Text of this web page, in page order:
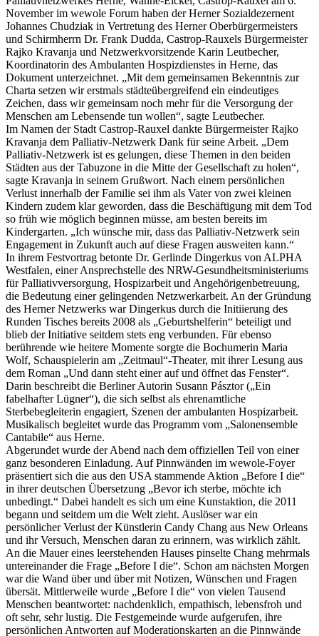
November im wewole Forum haben der Herner Sozialdezernent
Johannes Chudziak in Vertretung des Herner Oberbürgermeisters
und Schirmherrn Dr. Frank Dudda, Castrop-Rauxels Bürgermeister
Rajko Kravanja und Netzwerkvorsitzende Karin Leutbecher,
Koordinatorin des Ambulanten Hospizdienstes in Herne, das
Dokument unterzeichnet. „Mit dem gemeinsamen Bekenntnis zur
Charta setzen wir erstmals städteübergreifend ein eindeutiges
Zeichen, dass wir gemeinsam noch mehr für die Versorgung der
Menschen am Lebensende tun wollen“, sagte Leutbecher.
Im Namen der Stadt Castrop-Rauxel dankte Bürgermeister Rajko
Kravanja dem Palliativ-Netzwerk Dank für seine Arbeit. „Dem
Palliativ-Netzwerk ist es gelungen, diese Themen in den beiden
Städten aus der Tabuzone in die Mitte der Gesellschaft zu holen“,
sagte Kravanja in seinem Grußwort. Nach einem persönlichen
Verlust innerhalb der Familie sei ihm als Vater von zwei kleinen
Kindern zudem klar geworden, dass die Beschäftigung mit dem Tod
so früh wie möglich beginnen müsse, am besten bereits im
Kindergarten. „Ich wünsche mir, dass das Palliativ-Netzwerk sein
Engagement in Zukunft auch auf diese Fragen ausweiten kann.“
In ihrem Festvortrag betonte Dr. Gerlinde Dingerkus von ALPHA
Westfalen, einer Ansprechstelle des NRW-Gesundheitsministeriums
für Palliativversorgung, Hospizarbeit und Angehörigenbetreuung,
die Bedeutung einer gelingenden Netzwerkarbeit. An der Gründung
des Herner Netzwerks war Dingerkus durch die Initiierung des
Runden Tisches bereits 2008 als „Geburtshelferin“ beteiligt und
blieb der Initiative seitdem stets eng verbunden. Für ebenso
berührende wie heitere Momente sorgte die Bochumerin Maria
Wolf, Schauspielerin am „Zeitmaul“-Theater, mit ihrer Lesung aus
dem Roman „Und dann steht einer auf und öffnet das Fenster“.
Darin beschreibt die Berliner Autorin Susann Pásztor („Ein
fabelhafter Lügner“), die sich selbst als ehrenamtliche
Sterbebegleiterin engagiert, Szenen der ambulanten Hospizarbeit.
Musikalisch begleitet wurde das Programm vom „Salonensemble
Cantabile“ aus Herne.
Abgerundet wurde der Abend nach dem offiziellen Teil von einer
ganz besonderen Einladung. Auf Pinnwänden im wewole-Foyer
präsentiert sich die aus den USA stammende Aktion „Before I die“
in ihrer deutschen Übersetzung „Bevor ich sterbe, möchte ich
unbedingt.“ Dabei handelt es sich um eine Kunstaktion, die 2011
begann und seitdem um die Welt zieht. Auslöser war ein
persönlicher Verlust der Künstlerin Candy Chang aus New Orleans
und ihr Versuch, Menschen daran zu erinnern, was wirklich zählt.
An die Mauer eines leerstehenden Hauses pinselte Chang mehrmals
untereinander die Frage „Before I die“. Schon am nächsten Morgen
war die Wand über und über mit Notizen, Wünschen und Fragen
übersät. Mittlerweile wurde „Before I die“ von vielen Tausend
Menschen beantwortet: nachdenklich, empathisch, lebensfroh und
oft sehr, sehr lustig. Die Festgemeinde wurde aufgerufen, ihre
persönlichen Antworten auf Moderationskarten an die Pinnwände